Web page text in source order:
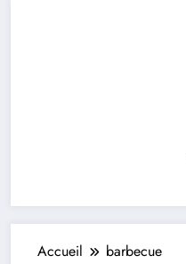
Accueil barbecue